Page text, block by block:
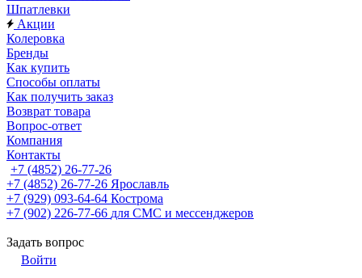
Шпатлевки
Акции
Колеровка
Бренды
Как купить
Способы оплаты
Как получить заказ
Возврат товара
Вопрос-ответ
Компания
Контакты
+7 (4852) 26-77-26
+7 (4852) 26-77-26 Ярославль
+7 (929) 093-64-64 Кострома
+7 (902) 226-77-66 для СМС и мессенджеров
Задать вопрос
Войти